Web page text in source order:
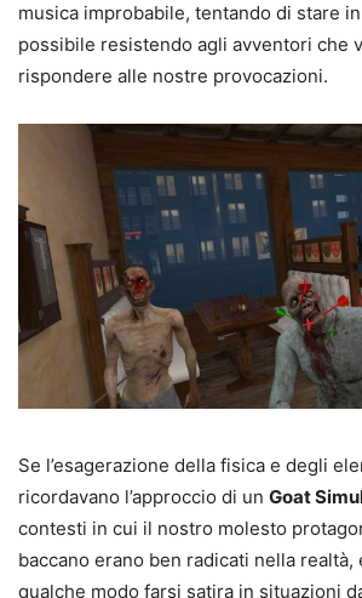
musica improbabile, tentando di stare
possibile resistendo agli avventori che
rispondere alle nostre provocazioni.
Se l’esagerazione della fisica e degli
ricordavano l’approccio di un Goat
contesti in cui il nostro molesto
baccano erano ben radicati nella realtà,
qualche modo farsi satira in situazioni